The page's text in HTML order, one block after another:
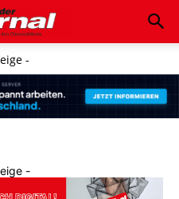
-
-